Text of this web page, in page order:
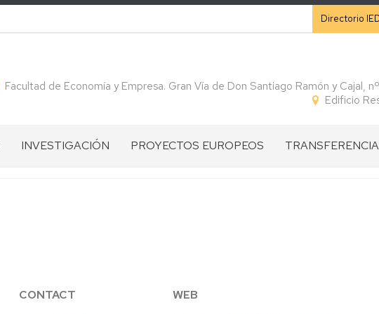
Directorio
Facultad de Economía y Empresa. Gran Vía de Don Santiago Ramón y Cajal,
Edificio
INVESTIGACIÓN
MIEMBROS
POR
PROYECTOS EUROPEOS TRANSFERENCIA
CONTACT
WEB